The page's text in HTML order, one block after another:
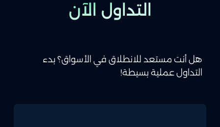
التداول الآن
هل أنت مستعد للانطلاق في الأسواق؟ بدء
التداول عملية بسيطة!